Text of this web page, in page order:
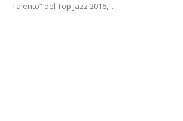
Talento” del Top Jazz 2016,...